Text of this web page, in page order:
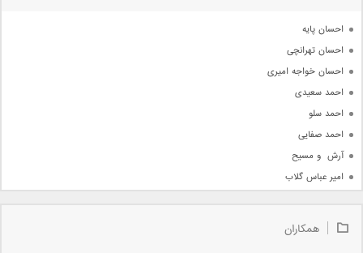
احسان پایه
احسان تهرانچی
احسان خواجه امیری
احمد سعیدی
احمد سلو
احمد صفایی
آرش  و مسیح
امیر عباس گلاب
امیر علی
همکاران